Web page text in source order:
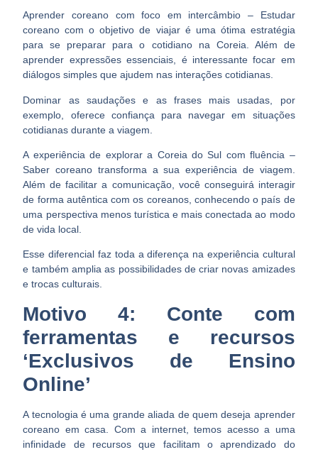
Aprender coreano com foco em intercâmbio – Estudar
coreano com o objetivo de viajar é uma ótima estratégia
para se preparar para o cotidiano na Coreia. Além de
aprender expressões essenciais, é interessante focar em
diálogos simples que ajudem nas interações cotidianas.
Dominar as saudações e as frases mais usadas, por
exemplo, oferece confiança para navegar em situações
cotidianas durante a viagem.
A experiência de explorar a Coreia do Sul com fluência –
Saber coreano transforma a sua experiência de viagem.
Além de facilitar a comunicação, você conseguirá interagir
de forma autêntica com os coreanos, conhecendo o país de
uma perspectiva menos turística e mais conectada ao modo
de vida local.
Esse diferencial faz toda a diferença na experiência cultural
e também amplia as possibilidades de criar novas amizades
e trocas culturais.
Motivo 4: Conte com
ferramentas e recursos
‘Exclusivos de Ensino
Online’
A tecnologia é uma grande aliada de quem deseja aprender
coreano em casa. Com a internet, temos acesso a uma
infinidade de recursos que facilitam o aprendizado do